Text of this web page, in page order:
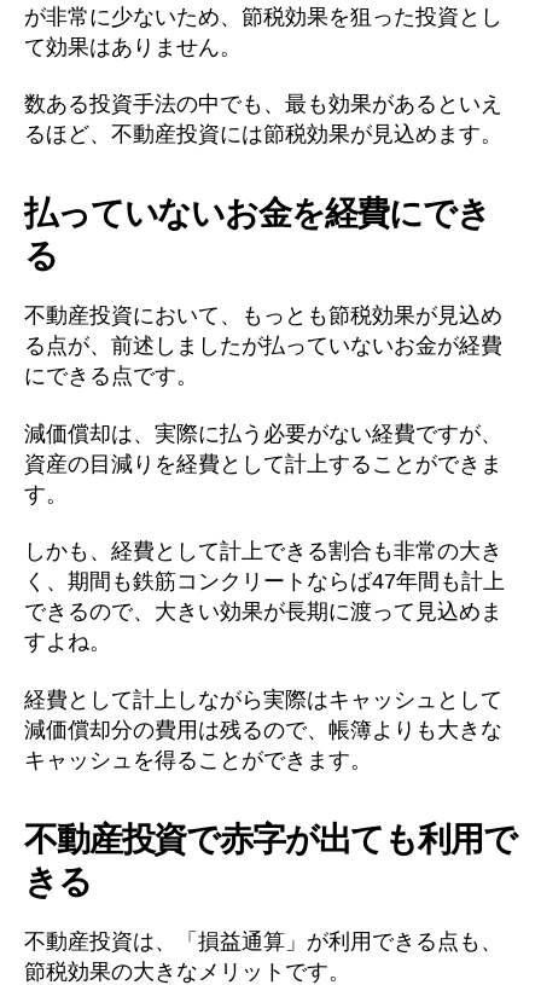
が非常に少ないため、節税効果を狙った投資とし
て効果はありません。
数ある投資手法の中でも、最も効果があるといえ
るほど、不動産投資には節税効果が見込めます。
払っていないお金を経費にでき
る
不動産投資において、もっとも節税効果が見込め
る点が、前述しましたが払っていないお金が経費
にできる点です。
減価償却は、実際に払う必要がない経費ですが、
資産の目減りを経費として計上することができま
す。
しかも、経費として計上できる割合も非常の大き
く、期間も鉄筋コンクリートならば47年間も計上
できるので、大きい効果が長期に渡って見込めま
すよね。
経費として計上しながら実際はキャッシュとして
減価償却分の費用は残るので、帳簿よりも大きな
キャッシュを得ることができます。
不動産投資で赤字が出ても利用で
きる
不動産投資は、「損益通算」が利用できる点も、
節税効果の大きなメリットです。